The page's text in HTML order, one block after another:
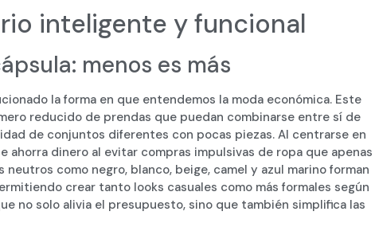
inteligente y funcional
menos es más
la forma en que entendemos la moda económica. Este
reducido de prendas que puedan combinarse entre sí de
de conjuntos diferentes con pocas piezas. Al centrarse en
ahorra dinero al evitar compras impulsivas de ropa que apenas
neutros como negro, blanco, beige, camel y azul marino forman
crear tanto looks casuales como más formales según
no solo alivia el presupuesto, sino que también simplifica las